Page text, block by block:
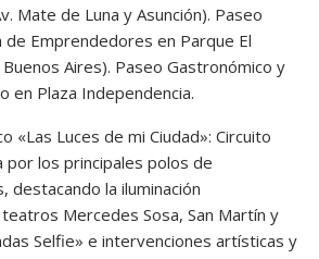
Mate de Luna y Asunción). Paseo
de Emprendedores en Parque El
Buenos Aires). Paseo Gastronómico y
en Plaza Independencia.
«Las Luces de mi Ciudad»: Circuito
los principales polos de
destacando la iluminación
Mercedes Sosa, San Martín y
Selfie» e intervenciones artísticas y